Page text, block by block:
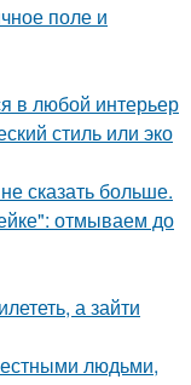
поле и
в любой интерьер
стиль или эко
сказать больше.
отмываем до
а зайти
людьми,